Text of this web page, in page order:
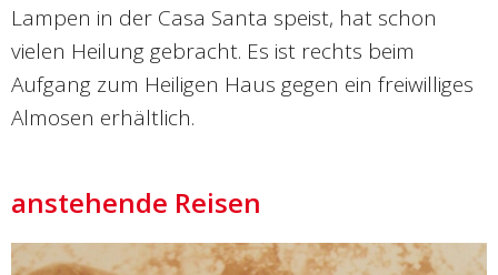
Lampen in der Casa Santa speist, hat schon
vielen Heilung gebracht. Es ist rechts beim
Aufgang zum Heiligen Haus gegen ein freiwilliges
Almosen erhältlich.
anstehende Reisen